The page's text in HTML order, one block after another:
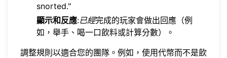
snorted."
顯示和反應:已經完成的玩家會做出回應（例
如，舉手、喝一口飲料或計算分數）。
調整規則以適合您的團隊。例如，使用代幣而不是飲